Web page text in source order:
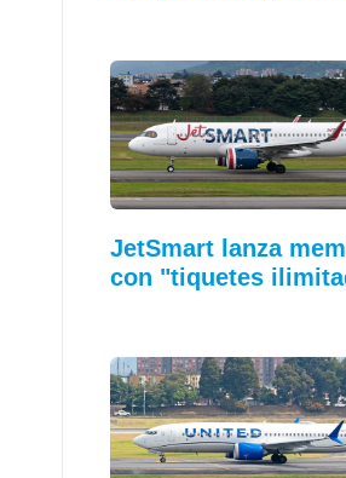
JetSmart lanza
con "tiquetes